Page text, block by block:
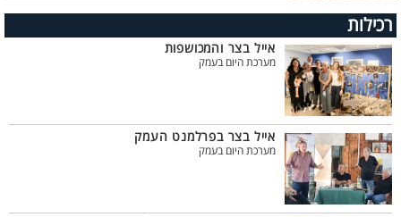
רכילות
אייל בצר והמכושפות
מערכת היום בעמק
אייל בצר בפרלמנט העמק
מערכת היום בעמק